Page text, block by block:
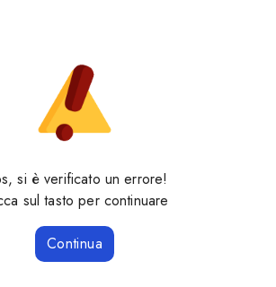
si è verificato un errore!
sul tasto per continuare
Continua